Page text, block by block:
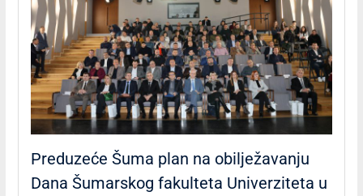
Preduzeće Šuma plan na obilježavanju
Dana Šumarskog fakulteta Univerziteta u